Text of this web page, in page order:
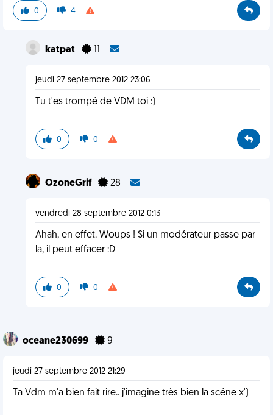
0 4
katpat 11
jeudi 27 septembre 2012 23:06
Tu t'es trompé de VDM toi :)
0 0
OzoneGrif 28
vendredi 28 septembre 2012 0:13
Ahah, en effet. Woups ! Si un modérateur passe par
la, il peut effacer :D
0 0
oceane230699 9
jeudi 27 septembre 2012 21:29
Ta Vdm m'a bien fait rire.. j'imagine très bien la scéne x')